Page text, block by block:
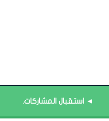
◄ استقبال المشاركات.